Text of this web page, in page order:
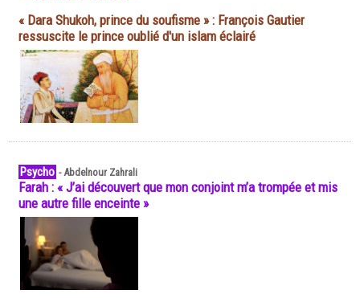
« Dara Shukoh, prince du soufisme » : François Gautier
ressuscite le prince oublié d'un islam éclairé
Psycho -Abdelnour Zahrali
Farah : « J’ai découvert que mon conjoint m’a trompée et mis
une autre fille enceinte »